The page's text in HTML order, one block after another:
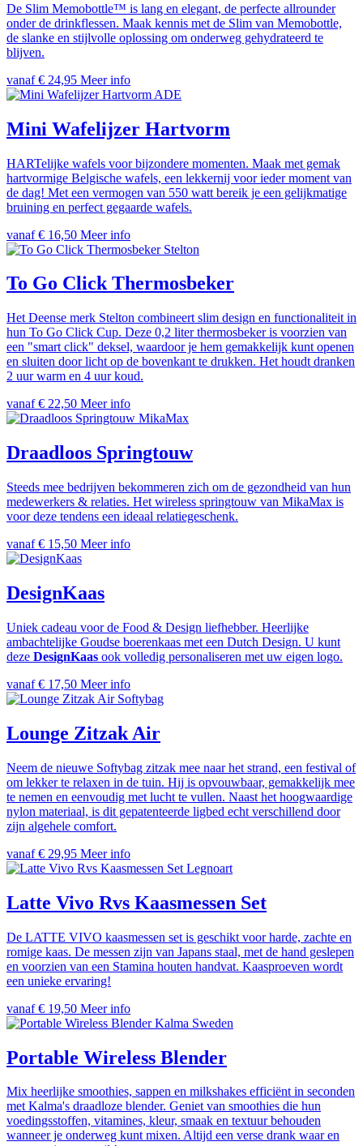
De Slim Memobottle™ is lang en elegant, de perfecte allrounder
onder de drinkflessen. Maak kennis met de Slim van Memobottle,
de slanke en stijlvolle oplossing om onderweg gehydrateerd te
blijven.
vanaf € 24,95 Meer info
ADE
Mini Wafelijzer Hartvorm
HARTelijke wafels voor bijzondere momenten. Maak met gemak
hartvormige Belgische wafels, een lekkernij voor ieder moment van
de dag! Met een vermogen van 550 watt bereik je een gelijkmatige
bruining en perfect gegaarde wafels.
vanaf € 16,50 Meer info
Stelton
To Go Click Thermosbeker
Het Deense merk Stelton combineert slim design en functionaliteit in
hun To Go Click Cup. Deze 0,2 liter thermosbeker is voorzien van
een "smart click" deksel, waardoor je hem gemakkelijk kunt openen
en sluiten door licht op de bovenkant te drukken. Het houdt dranken
2 uur warm en 4 uur koud.
vanaf € 22,50 Meer info
MikaMax
Draadloos Springtouw
Steeds mee bedrijven bekommeren zich om de gezondheid van hun
medewerkers & relaties. Het wireless springtouw van MikaMax is
voor deze tendens een ideaal relatiegeschenk.
vanaf € 15,50 Meer info
DesignKaas
Uniek cadeau voor de Food & Design liefhebber. Heerlijke
ambachtelijke Goudse boerenkaas met een Dutch Design. U kunt
deze DesignKaas ook volledig personaliseren met uw eigen logo.
vanaf € 17,50 Meer info
Softybag
Lounge Zitzak Air
Neem de nieuwe Softybag zitzak mee naar het strand, een festival of
om lekker te relaxen in de tuin. Hij is opvouwbaar, gemakkelijk mee
te nemen en eenvoudig met lucht te vullen. Naast het hoogwaardige
nylon materiaal, is dit gepatenteerde ligbed echt verschillend door
zijn algehele comfort.
vanaf € 29,95 Meer info
Legnoart
Latte Vivo Rvs Kaasmessen Set
De LATTE VIVO kaasmessen set is geschikt voor harde, zachte en
romige kaas. De messen zijn van Japans staal, met de hand geslepen
en voorzien van een Stamina houten handvat. Kaasproeven wordt
een unieke ervaring!
vanaf € 19,50 Meer info
Kalma Sweden
Portable Wireless Blender
Mix heerlijke smoothies, sappen en milkshakes efficiënt in seconden
met Kalma's draadloze blender. Geniet van smoothies die hun
voedingsstoffen, vitamines, kleur, smaak en textuur behouden
wanneer je onderweg kunt mixen. Altijd een verse drank waar en